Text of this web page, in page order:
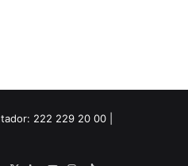
222 229 20 00 |